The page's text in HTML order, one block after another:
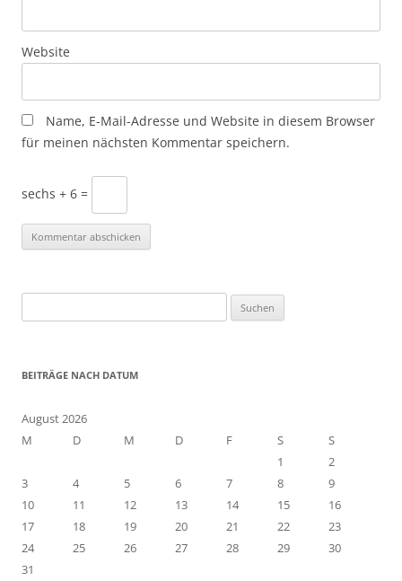
Website
Name, E-Mail-Adresse und Website in diesem Browser
für meinen nächsten Kommentar speichern.
sechs + 6 =
u
h
n
n
c
h
BEITRÄGE NACH DATUM
August 2026
M
D M D F S
S
1
2
3
4 5 6 7 8
9
10
11 12 13 14 15
16
17
18 19 20 21 22
23
24
25 26 27 28 29
30
31